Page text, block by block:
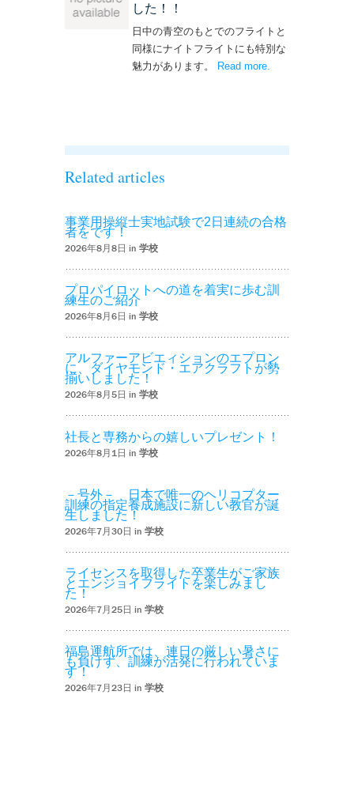
した！！
日中の青空のもとでのフライトと
同様にナイトフライトにも特別な
魅力があります。
Read more– ‘ナイトフライト
.
Related articles
事業用操縦士実地試験で2日連続の合格
者をです！
2026年8月8日 in 学校
プロパイロットへの道を着実に歩む訓
練生のご紹介
2026年8月6日 in 学校
アルファーアビエィションのエプロン
に、ダイヤモンド・エアクラフトが勢
揃いしました！
2026年8月5日 in 学校
社長と専務からの嬉しいプレゼント！
2026年8月1日 in 学校
－号外－ 日本で唯一のヘリコプター
訓練の指定養成施設に新しい教官が誕
生しました！
2026年7月30日 in 学校
ライセンスを取得した卒業生がご家族
とエンジョイフライトを楽しみまし
た！
2026年7月25日 in 学校
福島運航所では、連日の厳しい暑さに
も負けず、訓練が活発に行われていま
す！
2026年7月23日 in 学校